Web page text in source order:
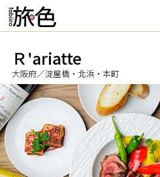
Ｒ'ariatte
大阪府／淀屋橋・北浜・本町